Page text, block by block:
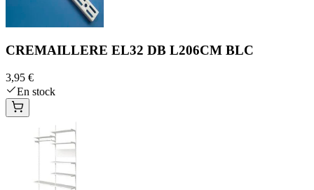
CREMAILLERE EL32 DB L206CM BLC
3,95 €
En stock